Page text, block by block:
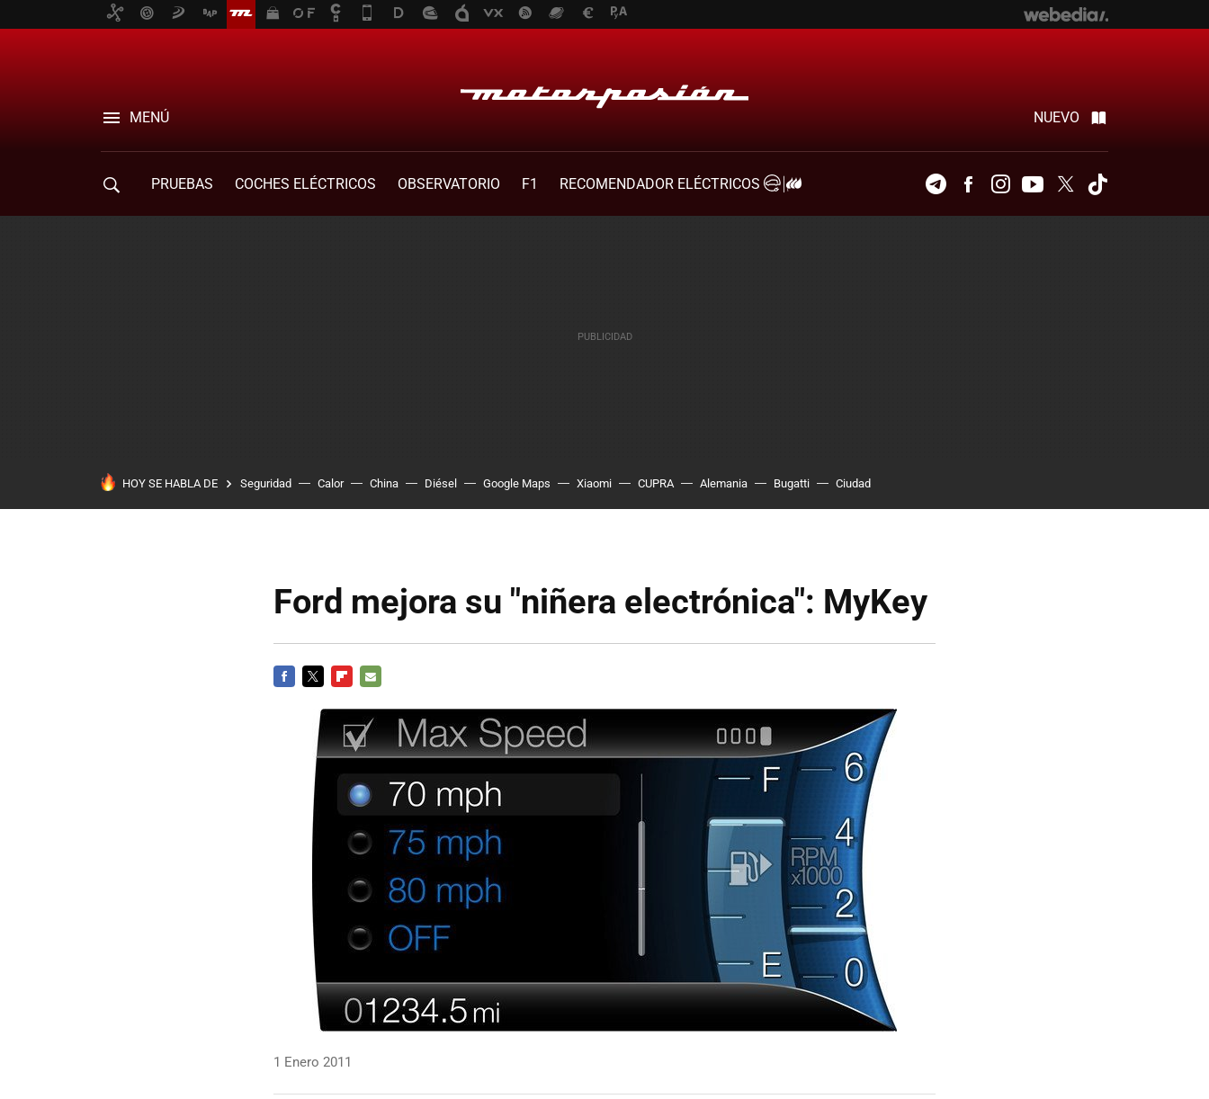
MENÚ NUEVO
PRUEBAS COCHES ELÉCTRICOS OBSERVATORIO F1
RECOMENDADOR ELÉCTRICOS
TelegramFacebookInstagramYoutubeTwitter
HOY SE HABLA DE Seguridad Calor China Diésel Google Maps Xiaomi CUPRA Alemania Bugatti Ciudad
Ford mejora su "niñera electrónica": MyKey
MAIL
1 Enero 2011